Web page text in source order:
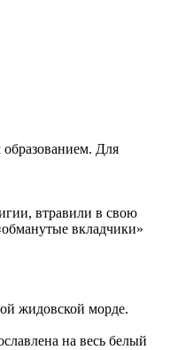
Для
втравили в свою
вкладчики»
жидовской морде.
на весь белый